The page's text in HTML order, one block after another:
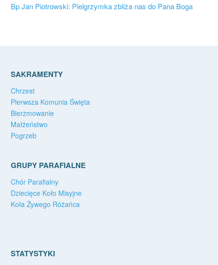
Bp Jan Piotrowski: Pielgrzymka zbliża nas do Pana Boga
SAKRAMENTY
Chrzest
Pierwsza Komunia Święta
Bierzmowanie
Małżeństwo
Pogrzeb
GRUPY PARAFIALNE
Chór Parafialny
Dziecięce Koło Misyjne
Koła Żywego Różańca
STATYSTYKI